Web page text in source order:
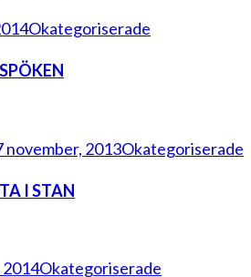
Okategoriserade
november, 2013Okategoriserade
I STAN
2014Okategoriserade